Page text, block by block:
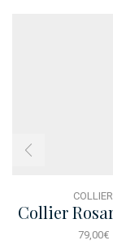
COLLIER
Collier
Noir
79,00€